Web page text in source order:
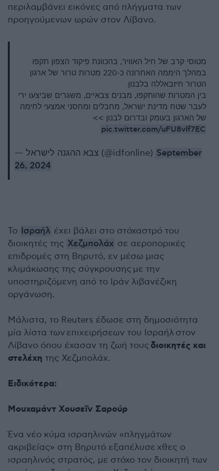
περιλαμβάνει εικόνες από πλήγματα των
προηγούμενων ωρών στον Λίβανο.
מטוסי קרב של חיל האוויר, בהכוונת פיקוד הצפון תקפו
במהלך היממה האחרונה כ-220 מטרות טרור של ארגון
הטרור חיזבאללה בלבנון.
בין המטרות שהותקפו, מבנים צבאיים, משגרים שביצעו ירי
לעבר שטח מדינת ישראל, מחבלים ומחסני אמצעי לחימה
של הארגון בעומק ובדרום לבנון >>
pic.twitter.com/uFU8vlf7EC
— צבא ההגנה לישראל (@idfonline) September
26, 2024
Το Ισραήλ έχει βάλει στο στόχαστρό του
διοικητές της Χεζμπολάχ σε αεροπορικές
επιδρομές στη Βηρυτό, εν μέσω μιας
κλιμάκωσης της σύγκρουσης με την
υποστηριζόμενη από το Ιράν λιβανέζικη
οργάνωση.
Μάλιστα, το Reuters έδωσε στη δημοσιότητα
μία λίστα των επιχειρήσεων του Ισραήλ στον
Λίβανο όπου έχασαν τη ζωή τους διοικητές και
στελέχη της Χεζμπολάχ.
Ειδικότερα:
Μουχαμάντ Χουσεΐν Σαρούρ
Ένα νέο κύμα ισραηλινών «πληγμάτων
ακριβείας» στη Βηρυτό εξαπέλυσε χθες ο
ισραηλινός στρατός, με στόχο τον διοικητή των